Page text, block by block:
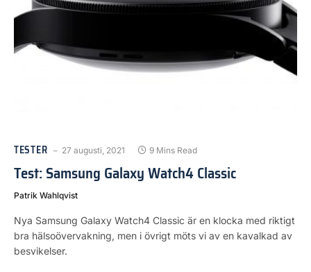
TESTER 27 augusti, 2021 9 Mins Read
Test: Samsung Galaxy Watch4 Classic
Patrik Wahlqvist
Nya Samsung Galaxy Watch4 Classic är en klocka med riktigt
bra hälsoövervakning, men i övrigt möts vi av en kavalkad av
besvikelser.